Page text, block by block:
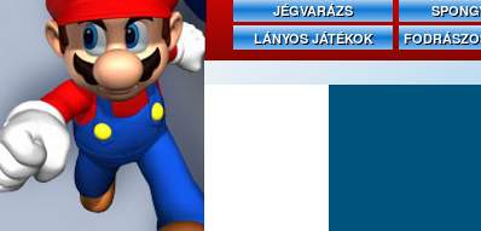
JÉGVARÁZS
LÁNYOS JÁTÉKOK